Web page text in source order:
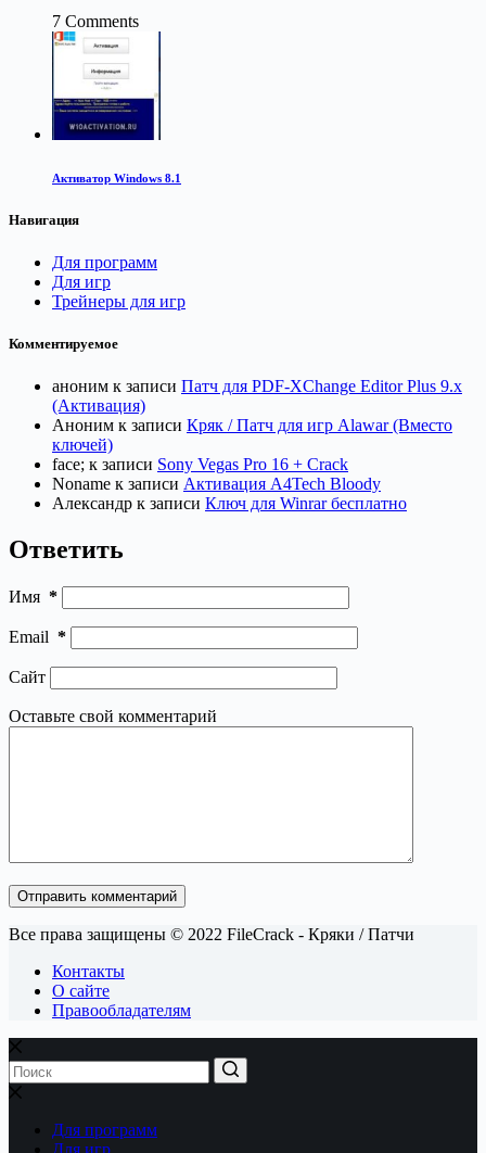
7 Comments
Активатор Windows 8.1
Навигация
Для программ
Для игр
Трейнеры для игр
Комментируемое
аноним к записи Патч для PDF-XChange Editor Plus 9.x
(Активация)
Аноним к записи Кряк / Патч для игр Alawar (Вместо
ключей)
face; к записи Sony Vegas Pro 16 + Crack
Noname к записи Активация A4Tech Bloody
Александр к записи Ключ для Winrar бесплатно
Ответить
Имя *
Email *
Сайт
Оставьте свой комментарий
Отправить комментарий
Все права защищены © 2022 FileCrack - Кряки / Патчи
Контакты
О сайте
Правообладателям
Для программ